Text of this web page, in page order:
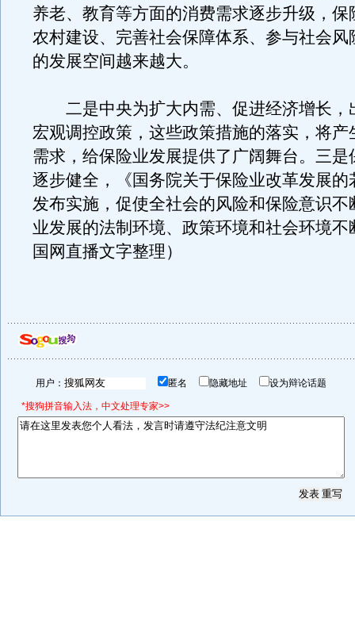
养老、教育等方面的消费需求逐步升级，保
农村建设、完善社会保障体系、参与社会风
的发展空间越来越大。
二是中央为扩大内需、促进经济增长，
宏观调控政策，这些政策措施的落实，将产
需求，给保险业发展提供了广阔舞台。三是
逐步健全，《国务院关于保险业改革发展的
发布实施，促使全社会的风险和保险意识不
业发展的法制环境、政策环境和社会环境不
国网直播文字整理）
用户： 匿名 隐藏地址 设为辩论话题
*搜狗拼音输入法，中文处理专家>>